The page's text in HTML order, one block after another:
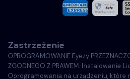
Włoski
Português
Türkçe
Zastrzeżenie
OPROGRAMOWANIE Eyezy
ZGODNEGO Z PRAWEM. Instalowanie
Oprogramowania na urządzeniu, które